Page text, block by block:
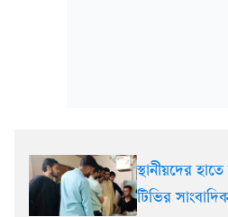
স্থানীয়দের
টিভির